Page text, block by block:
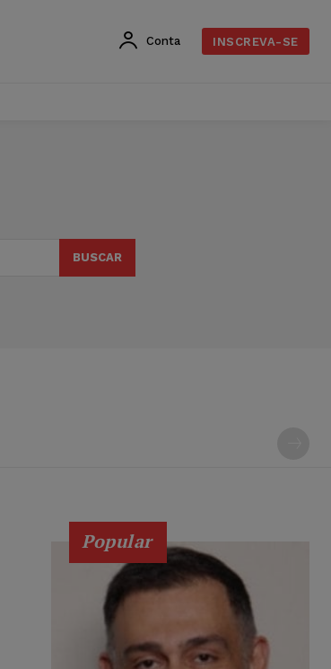
Conta INSCREVA-SE
BUSCAR
Popular